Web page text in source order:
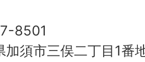
8501
加須市三俣二丁目1番